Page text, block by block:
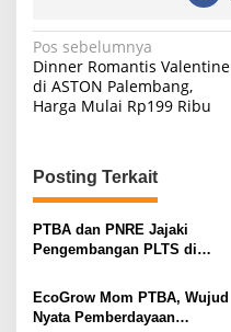
N
a
v
g
a
s
p
Pos sebelumnya
Dinner Romantis Valentine
di ASTON Palembang,
Harga Mulai Rp199 Ribu
Posting Terkait
PTBA dan PNRE Jajaki
Pengembangan PLTS di
EcoGrow Mom PTBA, Wujud
Nyata Pemberdayaan